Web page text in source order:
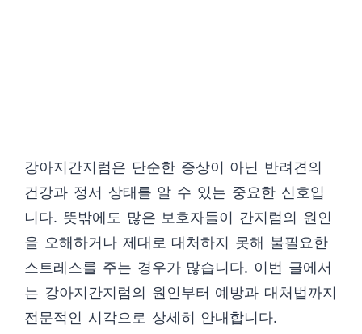
강아지간지럼은 단순한 증상이 아닌 반려견의
건강과 정서 상태를 알 수 있는 중요한 신호입
니다. 뜻밖에도 많은 보호자들이 간지럼의 원인
을 오해하거나 제대로 대처하지 못해 불필요한
스트레스를 주는 경우가 많습니다. 이번 글에서
는 강아지간지럼의 원인부터 예방과 대처법까지
전문적인 시각으로 상세히 안내합니다.